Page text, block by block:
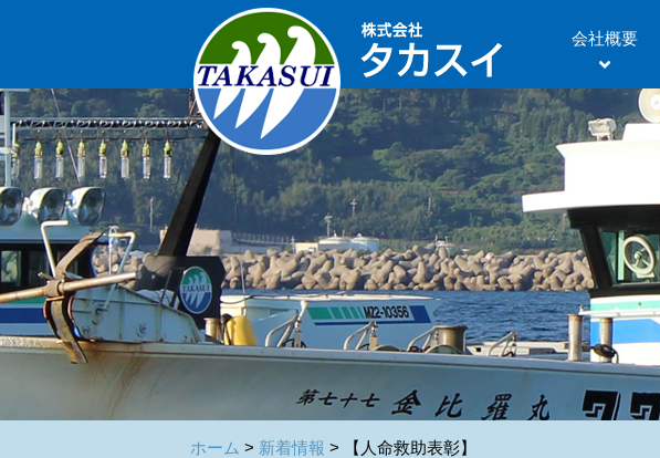
会社概要
ホーム > 新着情報 > 【人命救助表彰】